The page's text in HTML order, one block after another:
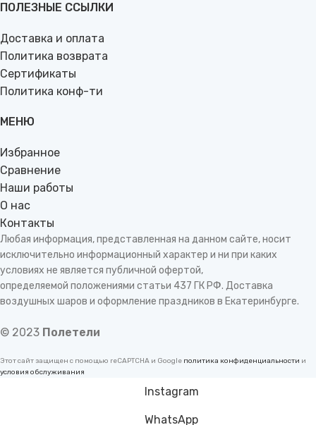
ПОЛЕЗНЫЕ ССЫЛКИ
Доставка и оплата
Политика возврата
Сертификаты
Политика конф-ти
МЕНЮ
Избранное
Сравнение
Наши работы
О нас
Контакты
Любая информация, представленная на данном сайте, носит
исключительно информационный характер и ни при каких
условиях не является публичной офертой,
определяемой положениями статьи 437 ГК РФ. Доставка
воздушных шаров и оформление праздников в Екатеринбурге.
© 2023 Полетели
Этот сайт защищен с помощью reCAPTCHA и Google политика конфиденциальности и
условия обслуживания
Instagram
WhatsApp